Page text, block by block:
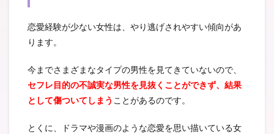
恋愛経験が少ない女性は、やり逃げされやすい傾向があ
ります。
今までさまざまなタイプの男性を見てきていないので、
セフレ目的の不誠実な男性を見抜くことができず、結果
として傷ついてしまう ことがあるのです。
とくに、ドラマや漫画のような恋愛を思い描いている女